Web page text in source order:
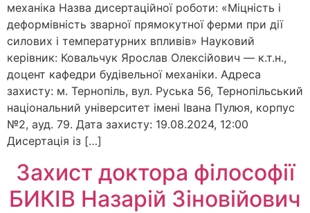
механіка Назва дисертаційної роботи: «Міцність і
деформівність зварної прямокутної ферми при дії
силових і температурних впливів» Науковий
керівник: Ковальчук Ярослав Олексійович — к.т.н.,
доцент кафедри будівельної механіки. Адреса
захисту: м. Тернопіль, вул. Руська 56, Тернопільський
національний університет імені Івана Пулюя, корпус
№2, ауд. 79. Дата захисту: 19.08.2024, 12:00
Дисертація із […]
Захист доктора філософії
БИКІВ Назарій Зіновійович